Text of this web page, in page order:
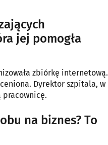
jej pomogła
zbiórkę internetową.
Dyrektor szpitala, w
pracownicę.
na biznes? To